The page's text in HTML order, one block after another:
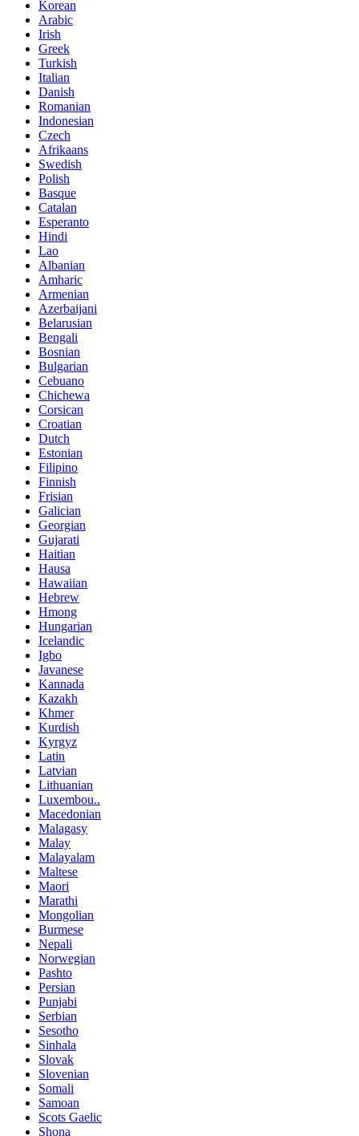
Korean
Arabic
Irish
Greek
Turkish
Italian
Danish
Romanian
Indonesian
Czech
Afrikaans
Swedish
Polish
Basque
Catalan
Esperanto
Hindi
Lao
Albanian
Amharic
Armenian
Azerbaijani
Belarusian
Bengali
Bosnian
Bulgarian
Cebuano
Chichewa
Corsican
Croatian
Dutch
Estonian
Filipino
Finnish
Frisian
Galician
Georgian
Gujarati
Haitian
Hausa
Hawaiian
Hebrew
Hmong
Hungarian
Icelandic
Igbo
Javanese
Kannada
Kazakh
Khmer
Kurdish
Kyrgyz
Latin
Latvian
Lithuanian
Luxembou..
Macedonian
Malagasy
Malay
Malayalam
Maltese
Maori
Marathi
Mongolian
Burmese
Nepali
Norwegian
Pashto
Persian
Punjabi
Serbian
Sesotho
Sinhala
Slovak
Slovenian
Somali
Samoan
Scots Gaelic
Shona